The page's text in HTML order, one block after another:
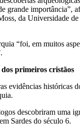
grande importância”,
da Universidade
“foi, em muitos
primeiros cristãos
evidências históricas
descobriram uma
Sardes do século 6.